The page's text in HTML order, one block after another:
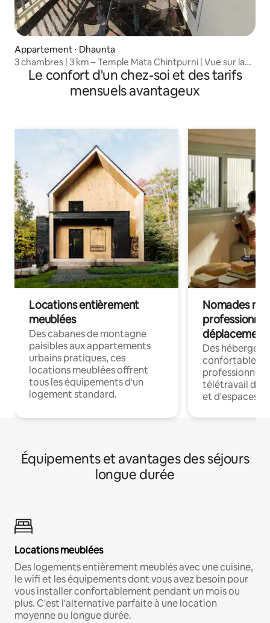
Appartement ⋅ Dhaunta
3 chambres | 3 km – Temple Mata Chintpurni | Vue sur la
colline
Le confort d'un chez-soi et des tarifs
mensuels avantageux
Locations entièrement
meublées
Des cabanes de montagne
paisibles aux appartements
urbains pratiques, ces
locations meublées offrent
tous les équipements d'un
logement standard.
Nomades
déplacement
Des
confortables
professionnels
télétravail
et d'espaces
Équipements et avantages des séjours
longue durée
Locations meublées
Des logements entièrement meublés avec une cuisine,
le wifi et les équipements dont vous avez besoin pour
vous installer confortablement pendant un mois ou
plus. C'est l'alternative parfaite à une location
moyenne ou longue durée.